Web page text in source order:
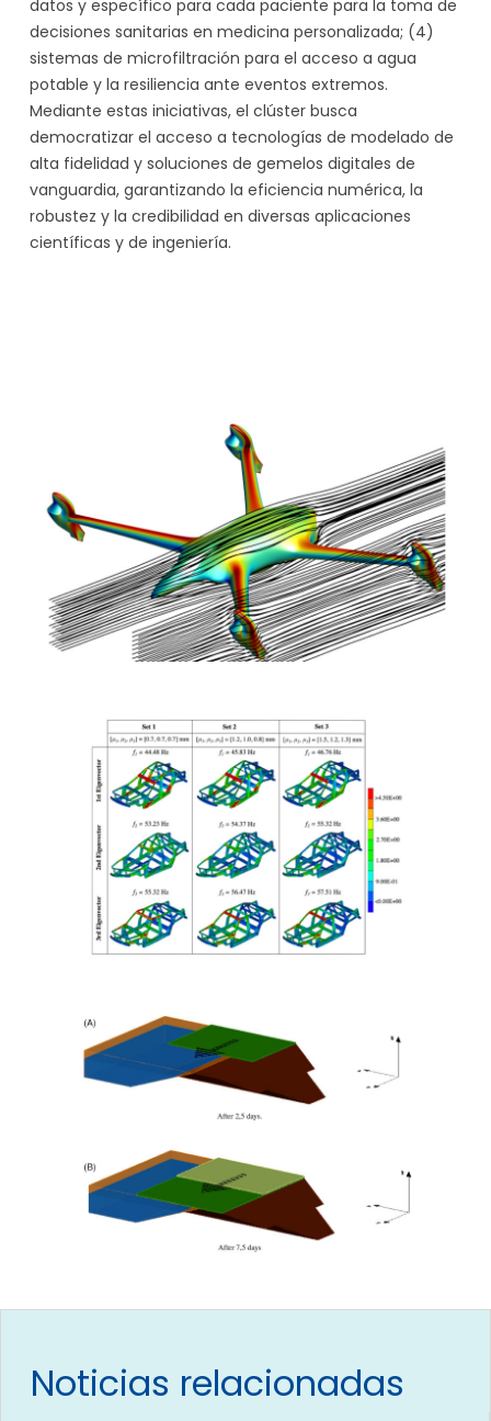
datos y específico para cada paciente para la toma de
decisiones sanitarias en medicina personalizada; (4)
sistemas de microfiltración para el acceso a agua
potable y la resiliencia ante eventos extremos.
Mediante estas iniciativas, el clúster busca
democratizar el acceso a tecnologías de modelado de
alta fidelidad y soluciones de gemelos digitales de
vanguardia, garantizando la eficiencia numérica, la
robustez y la credibilidad en diversas aplicaciones
científicas y de ingeniería.
Noticias relacionadas